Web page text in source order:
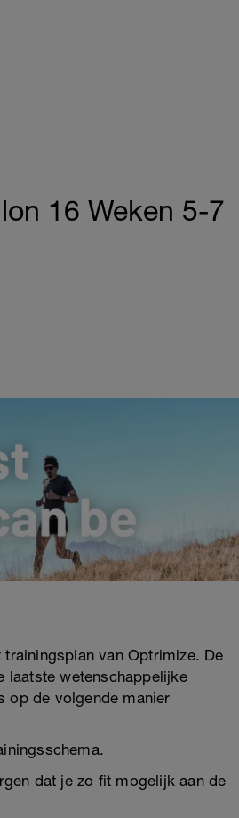
16 Weken 5-7
van Optrimize. De
laatste wetenschappelijke
op de volgende manier
dat je zo fit mogelijk aan de